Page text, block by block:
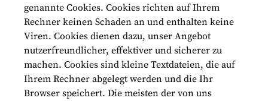
genannte Cookies. Cookies richten auf Ihrem
Rechner keinen Schaden an und enthalten keine
Viren. Cookies dienen dazu, unser Angebot
nutzerfreundlicher, effektiver und sicherer zu
machen. Cookies sind kleine Textdateien, die auf
Ihrem Rechner abgelegt werden und die Ihr
Browser speichert. Die meisten der von uns